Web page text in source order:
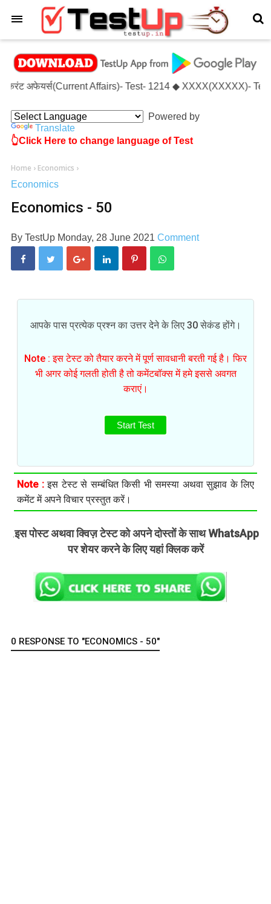
अफेयर्स(Current Affairs)- Test- 1214 ◆ XXXX(XXXXX)- Test-
Powered by
Translate
👆Click Here to change language of Test
Home › Economics ›
Economics
Economics - 50
By TestUp Monday, 28 June 2021 Comment
आपके पास प्रत्येक प्रश्न का उत्तर देने के लिए 30 सेकंड होंगे।
Note : इस टेस्ट को तैयार करने में पूर्ण सावधानी बरती गई है। फिर
भी अगर कोई गलती होती है तो कमेंटबॉक्स में हमे इससे अवगत
कराएं।
Start Test
Note :इस टेस्ट से सम्बंधित किसी भी समस्या अथवा सुझाव के लिए
कमेंट में अपने विचार प्रस्तुत करें।
.इस पोस्ट अथवा क्विज़ टेस्ट को अपने दोस्तों के साथ WhatsApp
पर शेयर करने के लिए यहां क्लिक करें
0 RESPONSE TO "ECONOMICS - 50"